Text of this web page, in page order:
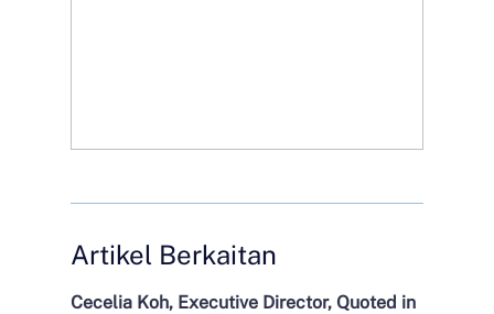
Artikel Berkaitan
Cecelia Koh, Executive Director, Quoted in